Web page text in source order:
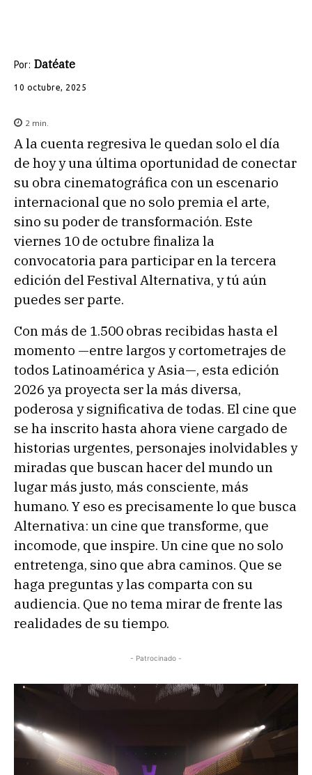
Por: Datéate
10 octubre, 2025
2 min.
A la cuenta regresiva le quedan solo el día
de hoy y una última oportunidad de conectar
su obra cinematográfica con un escenario
internacional que no solo premia el arte,
sino su poder de transformación. Este
viernes 10 de octubre finaliza la
convocatoria para participar en la tercera
edición del Festival Alternativa, y tú aún
puedes ser parte.
Con más de 1.500 obras recibidas hasta el
momento —entre largos y cortometrajes de
todos Latinoamérica y Asia—, esta edición
2026 ya proyecta ser la más diversa,
poderosa y significativa de todas. El cine que
se ha inscrito hasta ahora viene cargado de
historias urgentes, personajes inolvidables y
miradas que buscan hacer del mundo un
lugar más justo, más consciente, más
humano. Y eso es precisamente lo que busca
Alternativa: un cine que transforme, que
incomode, que inspire. Un cine que no solo
entretenga, sino que abra caminos. Que se
haga preguntas y las comparta con su
audiencia. Que no tema mirar de frente las
realidades de su tiempo.
- Patrocinado -